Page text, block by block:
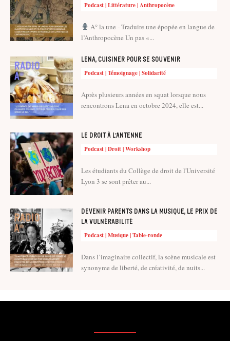
Podcast | Littérature | Anthropocène
A° la une - Traduire une épopée en langue de
l’Anthropocène Un pas «...
Lena, cuisiner pour se souvenir
Podcast | Témoignage | Solidarité
Après plusieurs années en squat lorsque nous
rencontrons Lena en octobre 2024, elle est...
Le droit à l’antenne
Podcast | Droit | Workshop
Les étudiants du Collège de droit de l'Université
Lyon 3 se sont prêter au...
Devenir parents dans la musique, le prix de
la vulnérabilité
Podcast | Musique | Table-ronde
Dans l’imaginaire collectif, la scène musicale est
synonyme de liberté, de créativité, de nuits...